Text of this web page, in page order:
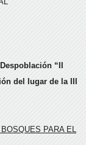
“II
del lugar de la III
PARA EL